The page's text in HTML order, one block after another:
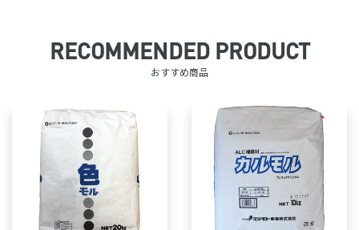
RECOMMENDED PRODUCT
おすすめ商品